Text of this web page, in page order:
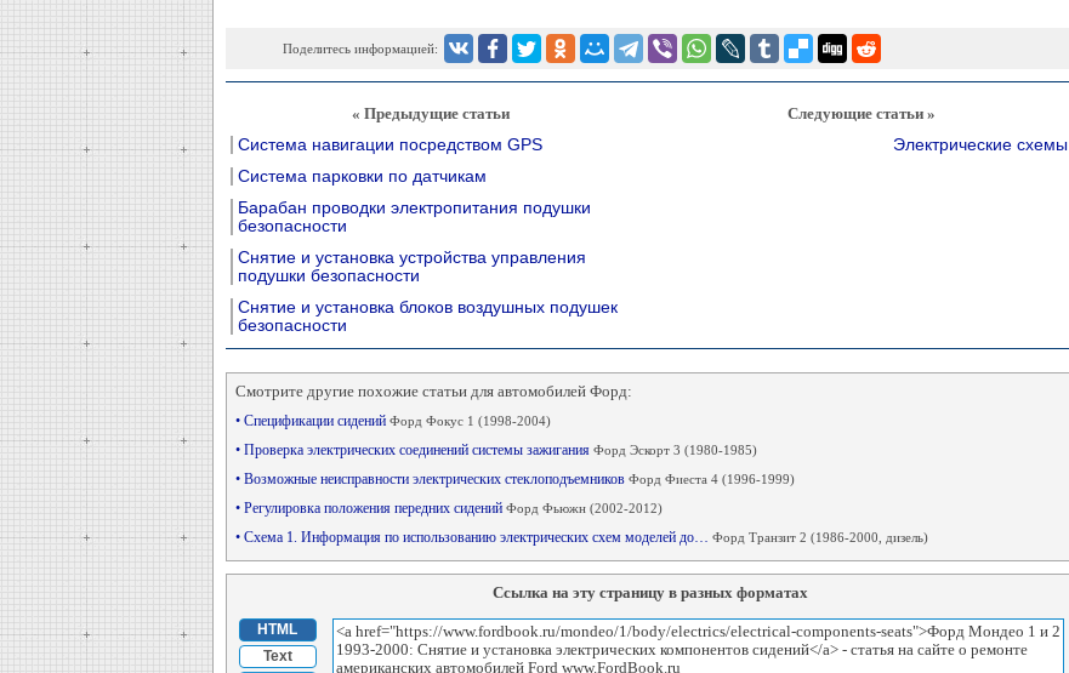
Поделитесь информацией:
« Предыдущие статьи
Система навигации посредством GPS
Система парковки по датчикам
Барабан проводки электропитания подушки
безопасности
Снятие и установка устройства управления
подушки безопасности
Снятие и установка блоков воздушных подушек
безопасности
Следующие статьи »
Электрические схемы
Смотрите другие похожие статьи для автомобилей Форд:
• Спецификации сидений Форд Фокус 1 (1998-2004)
• Проверка электрических соединений системы зажигания Форд Эскорт 3 (1980-1985)
• Возможные неисправности электрических стеклоподъемников Форд Фиеста 4 (1996-1999)
• Регулировка положения передних сидений Форд Фьюжн (2002-2012)
• Схема 1. Информация по использованию электрических схем моделей до… Форд Транзит 2 (1986-2000, дизель)
Ссылка на эту страницу в разных форматах
HTML
Text